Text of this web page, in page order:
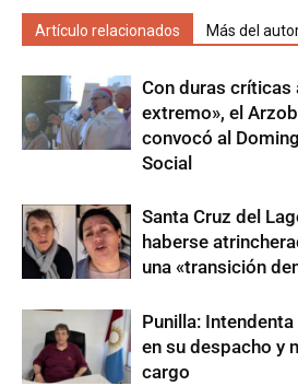
Artículo relacionados Más del
Con duras críticas
extremo», el
convocó al
Social
Santa Cruz del
haberse
una «transición
Punilla:
en su despacho y
cargo